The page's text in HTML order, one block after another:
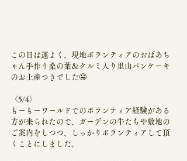
この日は運よく、現地ボランティアのおばあち
ゃん手作り桑の葉＆クルミ入り里山パンケーキ
のお土産つきでした🤤
〈5/4〉
もーもーワールドでのボランティア経験がある
方が来られたので、ガーデンの牛たちや敷地の
ご案内をしつつ、しっかりボランティアして頂
くことにしました。